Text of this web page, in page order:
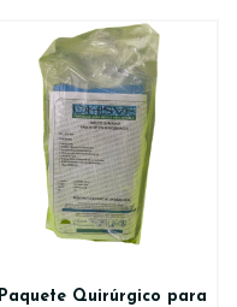
Paquete Quirúrgico para